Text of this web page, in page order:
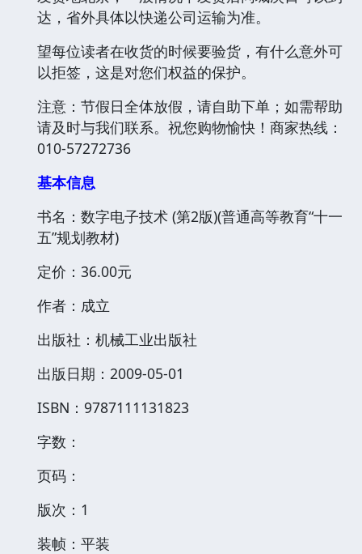
达，省外具体以快递公司运输为准。
望每位读者在收货的时候要验货，有什么意外可
以拒签，这是对您们权益的保护。
注意：节假日全体放假，请自助下单；如需帮助
请及时与我们联系。祝您购物愉快！商家热线：
010-57272736
基本信息
书名：数字电子技术 (第2版)(普通高等教育“十一
五”规划教材)
定价：36.00元
作者：成立
出版社：机械工业出版社
出版日期：2009-05-01
ISBN：9787111131823
字数：
页码：
版次：1
装帧：平装